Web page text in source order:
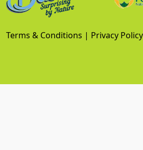
Terms & Conditions | Privacy Policy